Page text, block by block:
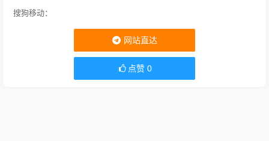
搜狗移动：
网站直达
点赞 0